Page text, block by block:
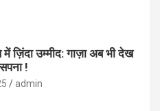
में ज़िंदा उम्मीद: गाज़ा अब भी देख
!
admin